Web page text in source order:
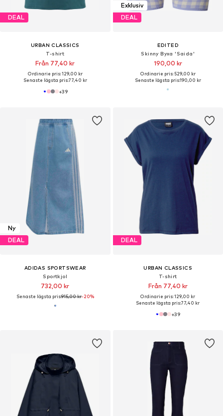
DEAL
URBAN CLASSICS
T-shirt
Från 77,40 kr
Ordinarie pris: 129,00 kr
Senaste lägsta pris:77,40 kr
+39
Exklusiv
DEAL
EDITED
Skinny Byxa 'Saida'
190,00 kr
Ordinarie pris: 529,00 kr
Senaste lägsta pris:190,00 kr
Ny
DEAL
ADIDAS SPORTSWEAR
Sportkjol
732,00 kr
Senaste lägsta pris:915,00 kr-20%
DEAL
URBAN CLASSICS
T-shirt
Från 77,40 kr
Ordinarie pris: 129,00 kr
Senaste lägsta pris:77,40 kr
+39